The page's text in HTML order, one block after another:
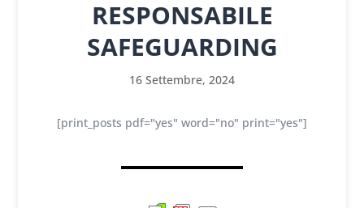
RESPONSABILE
SAFEGUARDING
16 Settembre, 2024
[print_posts pdf="yes" word="no" print="yes"]